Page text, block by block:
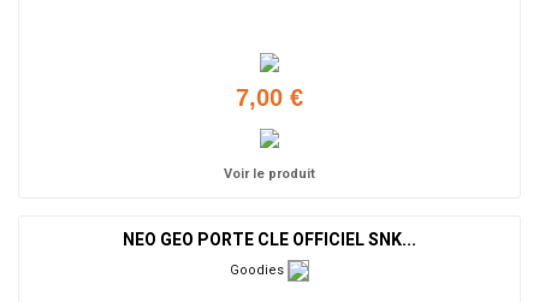
7,00 €
Voir le produit
NEO GEO PORTE CLE OFFICIEL SNK...
Goodies